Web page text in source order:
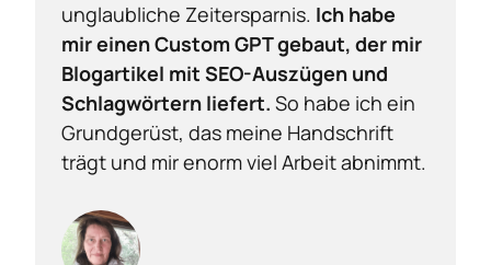
unglaubliche Zeitersparnis. Ich habe
mir einen Custom GPT gebaut, der mir
Blogartikel mit SEO-Auszügen und
Schlagwörtern liefert. So habe ich ein
Grundgerüst, das meine Handschrift
trägt und mir enorm viel Arbeit abnimmt.